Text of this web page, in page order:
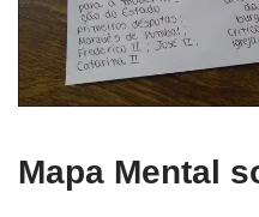
Mapa Mental